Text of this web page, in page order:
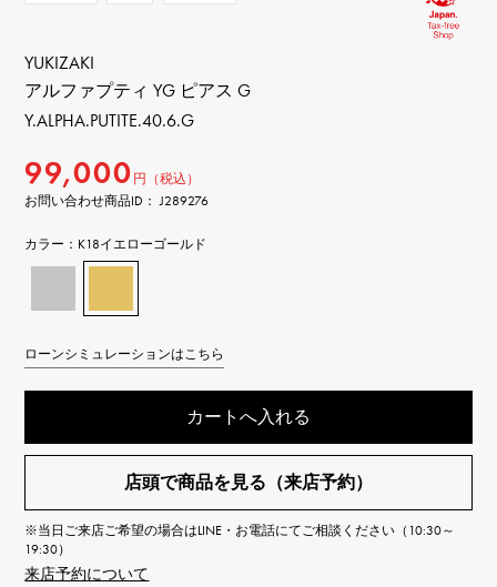
YUKIZAKI
アルファプティ YG ピアス G
Y.ALPHA.PUTITE.40.6.G
99,000 円（税込）
お問い合わせ商品ID： J289276
カラー： K18イエローゴールド
ローンシミュレーションはこちら
カートへ入れる
店頭で商品を見る（来店予約）
※当日ご来店ご希望の場合はLINE・お電話にてご相談ください（10:30～
19:30）
来店予約について